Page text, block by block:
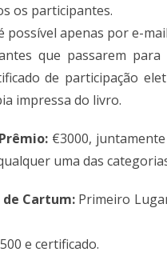
os participantes.
possível apenas por e-
que passarem
de participação
impressa do livro.
€3000,
uma das
de Cartum: Primeiro
e certificado.